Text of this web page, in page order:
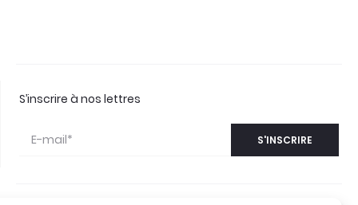
S’inscrire à nos lettres